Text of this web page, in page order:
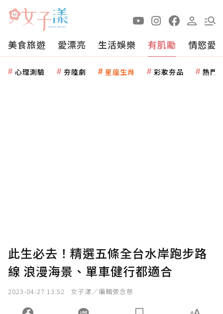
美食旅遊 愛漂亮 生活娛樂 有肌勵 情慾愛
心理測驗 夯陸劇 星座生肖 彩妝夯品 熱門
此生必去！精選五條全台水岸跑步路
線 浪漫海景、單車健行都適合
2023-04-27 13:52 女子漾／編輯張念慈